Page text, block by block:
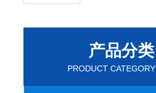
产品分类
PRODUCT CATEGORY